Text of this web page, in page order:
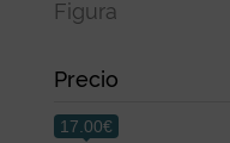
Figura
Precio
17.00€